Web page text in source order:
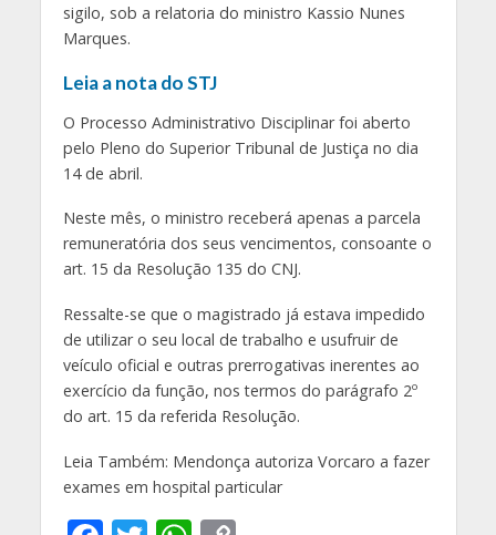
sigilo, sob a relatoria do ministro Kassio Nunes
Marques.
Leia a nota do STJ
O Processo Administrativo Disciplinar foi aberto
pelo Pleno do Superior Tribunal de Justiça no dia
14 de abril.
Neste mês, o ministro receberá apenas a parcela
remuneratória dos seus vencimentos, consoante o
art. 15 da Resolução 135 do CNJ.
Ressalte-se que o magistrado já estava impedido
de utilizar o seu local de trabalho e usufruir de
veículo oficial e outras prerrogativas inerentes ao
exercício da função, nos termos do parágrafo 2º
do art. 15 da referida Resolução.
Leia Também: Mendonça autoriza Vorcaro a fazer
exames em hospital particular